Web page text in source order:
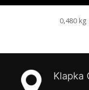
0,480 kg
Klapka